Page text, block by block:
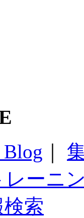
レーニ
索